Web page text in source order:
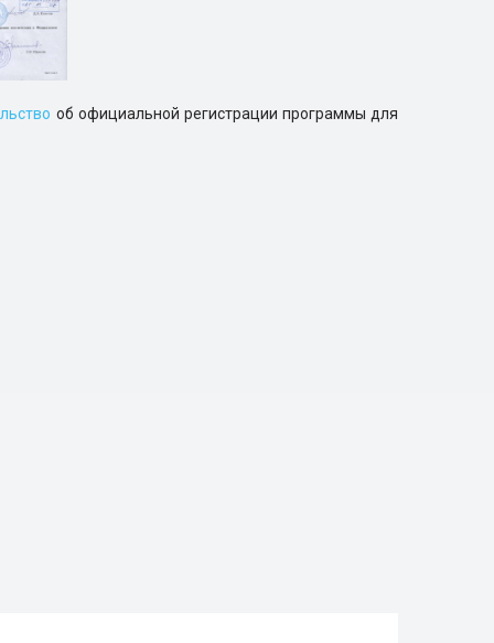
об официальной регистрации программы для